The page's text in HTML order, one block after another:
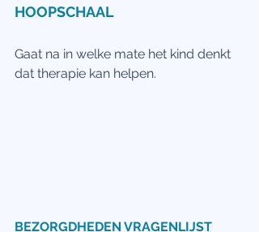
HOOPSCHAAL
Gaat na in welke mate het kind denkt
dat therapie kan helpen.
BEZORGDHEDEN VRAGENLIJST